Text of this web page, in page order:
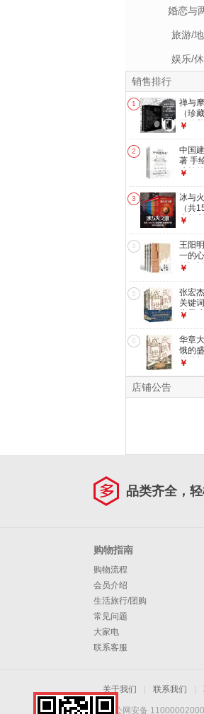
婚恋与
旅游/
娱乐/
销售排行
1
禅与
（珍
页精
探寻
小说
￥
2
中国
著 手
建筑
质文
￥
3
冰与
（共
本权
畅外
小说
￥
4
王阳
一的
修订
古代
哲学
￥
5
张宏
关键
朱元
中国
史人
￥
6
华章
饿的
的得
￥
店铺公告
品类齐全，
购物指南
购物流程
会员介绍
生活旅行/团购
常见问题
大家电
联系客服
关于我们 联系我们
京公网安备